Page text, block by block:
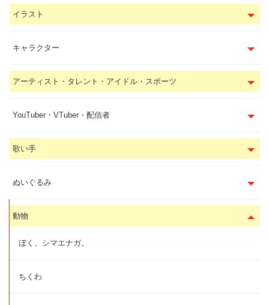
イラスト
キャラクター
アーティスト・タレント・アイドル・スポーツ
YouTuber・VTuber・配信者
歌い手
ぬいぐるみ
動物
ぼく、シマエナガ。
ちくわ